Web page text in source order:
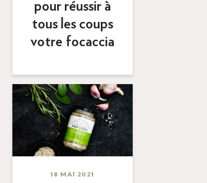
pour réussir à
tous les coups
votre focaccia
18 MAI 2021